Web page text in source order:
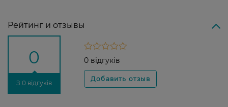
Рейтинг и отзывы
0
З 0 відгуків
0 відгуків